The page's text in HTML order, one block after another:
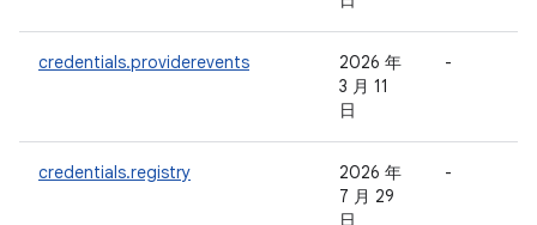
credentials.providerevents
2026 年
3 月 11
日
-
credentials.registry
2026 年
7 月 29
日
-